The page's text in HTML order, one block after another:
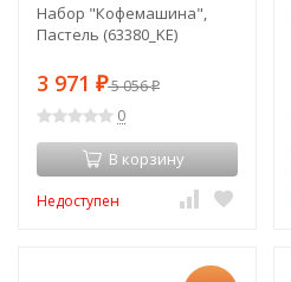
Набор "Кофемашина",
Пастель (63380_KE)
3 971 ₽5 056₽
0
В корзину
Недоступен